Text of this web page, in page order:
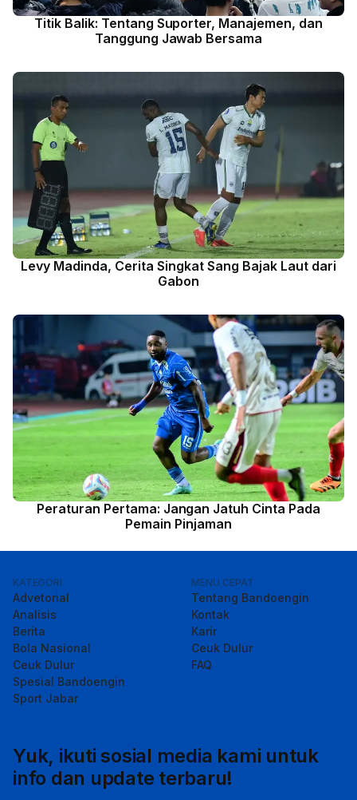
Titik Balik: Tentang Suporter, Manajemen, dan
Tanggung Jawab Bersama
Levy Madinda, Cerita Singkat Sang Bajak Laut dari
Gabon
Peraturan Pertama: Jangan Jatuh Cinta Pada
Pemain Pinjaman
KATEGORI
Advetorial
Analisis
Berita
Bola Nasional
Ceuk Dulur
Spesial Bandoengin
Sport Jabar
MENU CEPAT
Tentang Bandoengin
Kontak
Karir
Ceuk Dulur
FAQ
Yuk, ikuti sosial media kami untuk
info dan update terbaru!